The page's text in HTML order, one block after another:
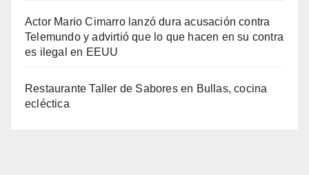
Actor Mario Cimarro lanzó dura acusación contra
Telemundo y advirtió que lo que hacen en su contra
es ilegal en EEUU
Restaurante Taller de Sabores en Bullas, cocina
ecléctica